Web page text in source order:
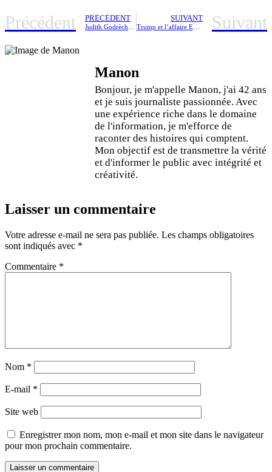
Précédent PRÉCÉDENT SUIVANT
Trump et l’affaire Epstein : Dévoilement d’un mystérieux échange, que révèle la lettre envoyée au financier ? Suivant
Manon
Bonjour, je m'appelle Manon, j'ai 42 ans
et je suis journaliste passionnée. Avec
une expérience riche dans le domaine
de l'information, je m'efforce de
raconter des histoires qui comptent.
Mon objectif est de transmettre la vérité
et d'informer le public avec intégrité et
créativité.
Laisser un commentaire
Votre adresse e-mail ne sera pas publiée. Les champs obligatoires
sont indiqués avec *
Commentaire *
Nom *
E-mail *
Site web
Enregistrer mon nom, mon e-mail et mon site dans le navigateur
pour mon prochain commentaire.